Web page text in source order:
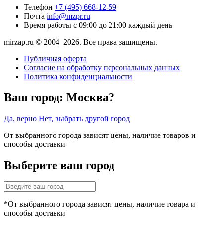
Телефон +7 (495) 668-12-59
Почта info@mzpr.ru
Время работы с 09:00 до 21:00 каждый день
mirzap.ru © 2004–2026. Все права защищены.
Публичная оферта
Согласие на обработку персональных данных
Политика конфиденциальности
Ваш город: Москва?
Да, верно Нет, выбрать другой город
От выбранного города зависят цены, наличие товаров и
способы доставки
Выберите ваш город
*От выбранного города зависят цены, наличие товара и
способы доставки